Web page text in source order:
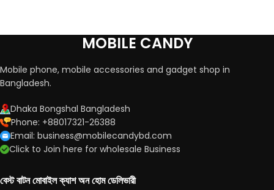
MOBILE CANDY
Mobile phone, mobile accessories and gadget shop in
Bangladesh.
Dhaka Bongshal Bangladesh
Phone: +88017321-26388
Email: business@mobilecandybd.com
Click to Join here for wholesale Business
বেস্ট বাটন মোবাইল ক্যাশ অন হোম ডেলিভারী